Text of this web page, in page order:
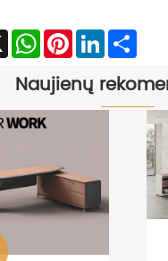
X WhatsApp
Pinterest
LinkedIn
Naujienų